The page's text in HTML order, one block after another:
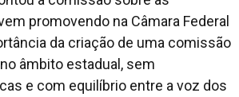
promovendo na Câmara Federal
da criação de uma comissão
âmbito estadual, sem
e com equilíbrio entre a voz dos